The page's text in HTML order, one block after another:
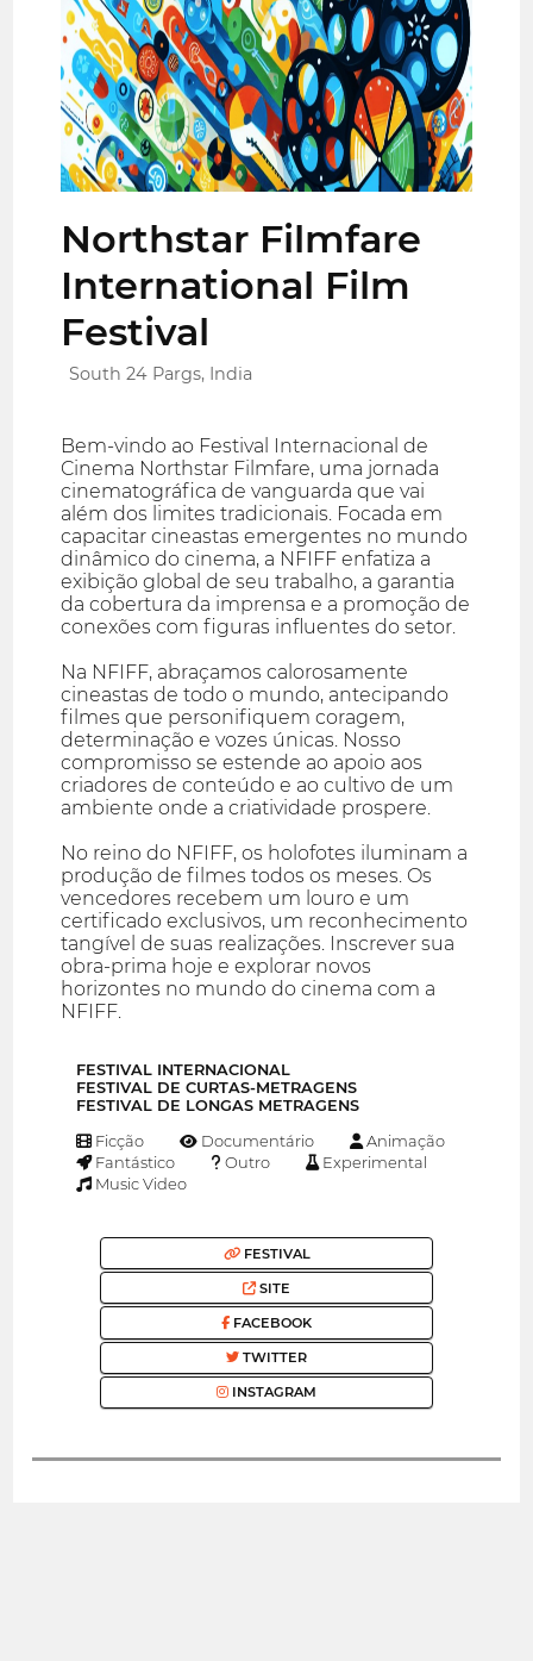
Northstar Filmfare
International Film
Festival
South 24 Pargs, India
Bem-vindo ao Festival Internacional de
Cinema Northstar Filmfare, uma jornada
cinematográfica de vanguarda que vai
além dos limites tradicionais. Focada em
capacitar cineastas emergentes no mundo
dinâmico do cinema, a NFIFF enfatiza a
exibição global de seu trabalho, a garantia
da cobertura da imprensa e a promoção de
conexões com figuras influentes do setor.
Na NFIFF, abraçamos calorosamente
cineastas de todo o mundo, antecipando
filmes que personifiquem coragem,
determinação e vozes únicas. Nosso
compromisso se estende ao apoio aos
criadores de conteúdo e ao cultivo de um
ambiente onde a criatividade prospere.
No reino do NFIFF, os holofotes iluminam a
produção de filmes todos os meses. Os
vencedores recebem um louro e um
certificado exclusivos, um reconhecimento
tangível de suas realizações. Inscrever sua
obra-prima hoje e explorar novos
horizontes no mundo do cinema com a
NFIFF.
FESTIVAL INTERNACIONAL
FESTIVAL DE CURTAS-METRAGENS
FESTIVAL DE LONGAS METRAGENS
Ficção Documentário
Animação
Fantástico
Outro
Experimental
Music Video
FESTIVAL
SITE
FACEBOOK
TWITTER
INSTAGRAM